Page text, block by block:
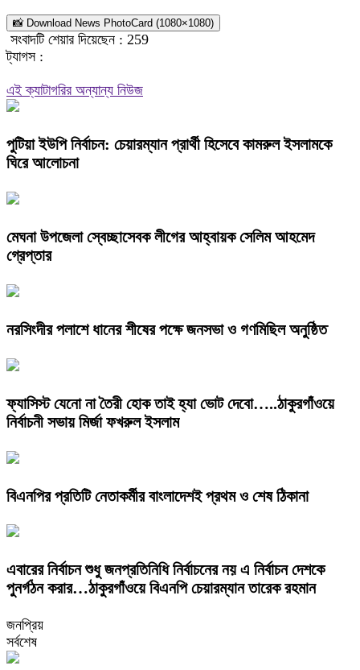
📸 Download News PhotoCard (1080×1080)
সংবাদটি শেয়ার দিয়েছেন : 259
ট্যাগস :
এই ক্যাটাগরির অন্যান্য নিউজ
পুটিয়া ইউপি নির্বাচন: চেয়ারম্যান প্রার্থী হিসেবে কামরুল ইসলামকে
ঘিরে আলোচনা
মেঘনা উপজেলা স্বেচ্ছাসেবক লীগের আহ্বায়ক সেলিম আহমেদ
গ্রেপ্তার
নরসিংদীর পলাশে ধানের শীষের পক্ষে জনসভা ও গণমিছিল অনুষ্ঠিত
ফ্যাসিস্ট যেনো না তৈরী হোক তাই হ্যা ভোট দেবো…..ঠাকুরগাঁওয়ে
নির্বাচনী সভায় মির্জা ফখরুল ইসলাম
বিএনপির প্রতিটি নেতাকর্মীর বাংলাদেশই প্রথম ও শেষ ঠিকানা
এবারের নির্বাচন শুধু জনপ্রতিনিধি নির্বাচনের নয় এ নির্বাচন দেশকে
পুনর্গঠন করার…ঠাকুরগাঁওয়ে বিএনপি চেয়ারম্যান তারেক রহমান
জনপ্রিয়
সর্বশেষ